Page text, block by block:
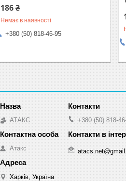
186 ₴
Немає в наявності
+380 (50) 818-46-95
АТАКС
Атакс
Харків, Україна
+380 (50) 818-